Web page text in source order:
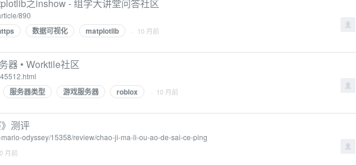
之inshow - 组学大讲堂问答社区
890
数据可视化 matplotlib · 10 月前
器 • Worktile社区
服务器类型 游戏服务器 roblox · 10 月前
测评
odyssey/15358/review/chao-ji-ma-li-ou-ao-de-sai-ce-ping
月前